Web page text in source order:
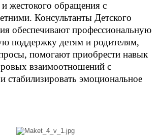
и жестокого обращения с
Консультанты Детского
обеспечивают профессиональную
поддержку детям и родителям,
помогают приобрести навык
взаимоотношений с
эмоциональное